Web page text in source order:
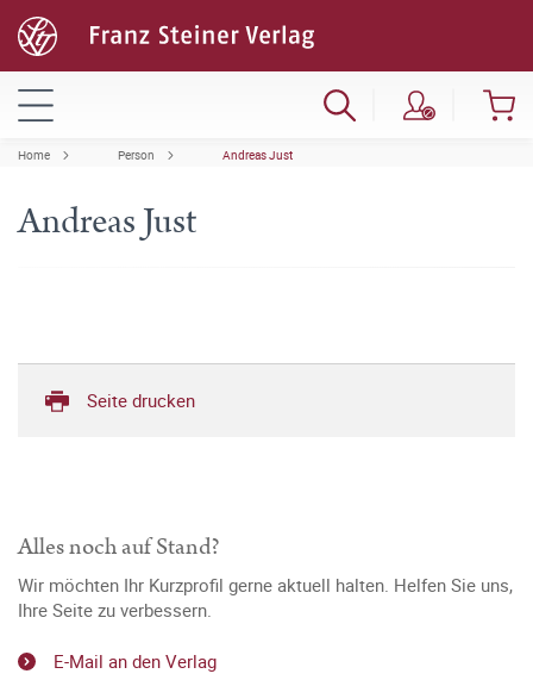
Home Person Andreas Just
Andreas Just
Seite drucken
Alles noch auf Stand?
Wir möchten Ihr Kurzprofil gerne aktuell halten. Helfen Sie uns,
Ihre Seite zu verbessern.
E-Mail an den Verlag